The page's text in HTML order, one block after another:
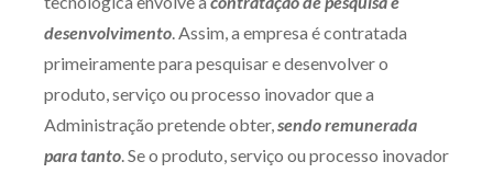
desenvolvimento. Assim, a empresa é contratada
primeiramente para pesquisar e desenvolver o
produto, serviço ou processo inovador que a
Administração pretende obter,sendo remunerada
para tanto. Se o produto, serviço ou processo inovador